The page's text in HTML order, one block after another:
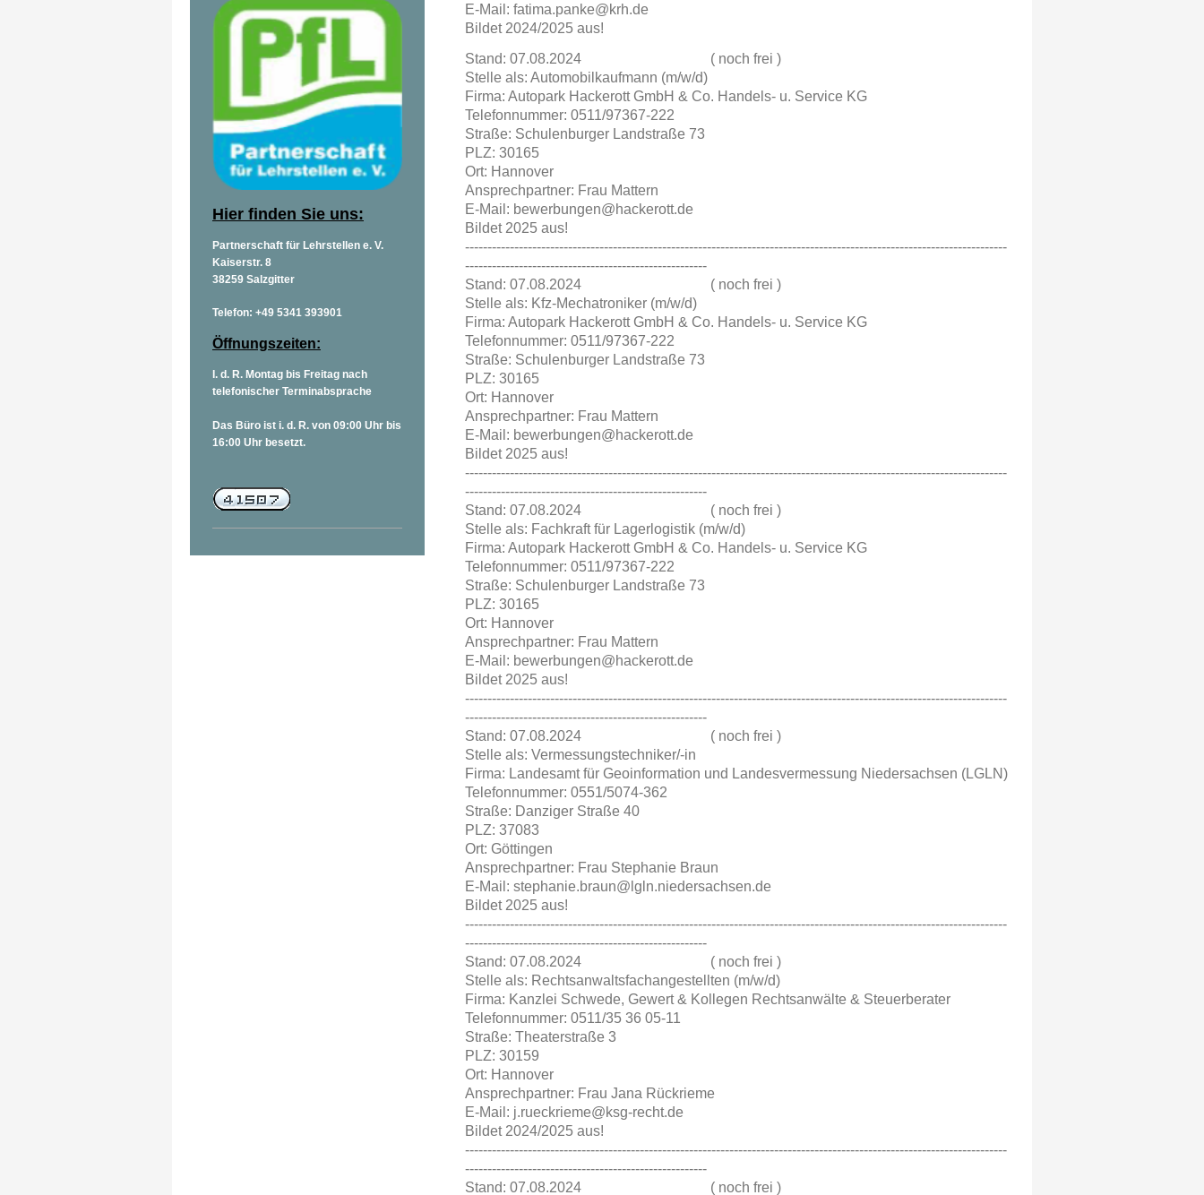
E-Mail: fatima.panke@krh.de
Bildet 2024/2025 aus!
Stand: 07.08.2024 ( noch frei )
Stelle als: Automobilkaufmann (m/w/d)
Firma: Autopark Hackerott GmbH & Co. Handels- u. Service KG
Telefonnummer: 0511/97367-222
Straße: Schulenburger Landstraße 73
PLZ: 30165
Ort: Hannover
Ansprechpartner: Frau Mattern
E-Mail: bewerbungen@hackerott.de
Bildet 2025 aus!
-------------------------------------------------------------------------------------------------------------------------
------------------------------------------------------
Stand: 07.08.2024 ( noch frei )
Stelle als: Kfz-Mechatroniker (m/w/d)
Firma: Autopark Hackerott GmbH & Co. Handels- u. Service KG
Telefonnummer: 0511/97367-222
Straße: Schulenburger Landstraße 73
PLZ: 30165
Ort: Hannover
Ansprechpartner: Frau Mattern
E-Mail: bewerbungen@hackerott.de
Bildet 2025 aus!
-------------------------------------------------------------------------------------------------------------------------
------------------------------------------------------
Stand: 07.08.2024 ( noch frei )
Stelle als: Fachkraft für Lagerlogistik (m/w/d)
Firma: Autopark Hackerott GmbH & Co. Handels- u. Service KG
Telefonnummer: 0511/97367-222
Straße: Schulenburger Landstraße 73
PLZ: 30165
Ort: Hannover
Ansprechpartner: Frau Mattern
E-Mail: bewerbungen@hackerott.de
Bildet 2025 aus!
-------------------------------------------------------------------------------------------------------------------------
------------------------------------------------------
Stand: 07.08.2024 ( noch frei )
Stelle als: Vermessungstechniker/-in
Firma: Landesamt für Geoinformation und Landesvermessung Niedersachsen (LGLN)
Telefonnummer: 0551/5074-362
Straße: Danziger Straße 40
PLZ: 37083
Ort: Göttingen
Ansprechpartner: Frau Stephanie Braun
E-Mail: stephanie.braun@lgln.niedersachsen.de
Bildet 2025 aus!
-------------------------------------------------------------------------------------------------------------------------
------------------------------------------------------
Stand: 07.08.2024 ( noch frei )
Stelle als: Rechtsanwaltsfachangestellten (m/w/d)
Firma: Kanzlei Schwede, Gewert & Kollegen Rechtsanwälte & Steuerberater
Telefonnummer: 0511/35 36 05-11
Straße: Theaterstraße 3
PLZ: 30159
Ort: Hannover
Ansprechpartner: Frau Jana Rückrieme
E-Mail: j.rueckrieme@ksg-recht.de
Bildet 2024/2025 aus!
-------------------------------------------------------------------------------------------------------------------------
------------------------------------------------------
Stand: 07.08.2024 ( noch frei )
Hier finden Sie uns:
Partnerschaft für Lehrstellen e. V.
Kaiserstr. 8
38259 Salzgitter
Telefon: +49 5341 393901
Öffnungszeiten:
I. d. R. Montag bis Freitag nach
telefonischer Terminabsprache
Das Büro ist i. d. R. von 09:00 Uhr bis
16:00 Uhr besetzt.